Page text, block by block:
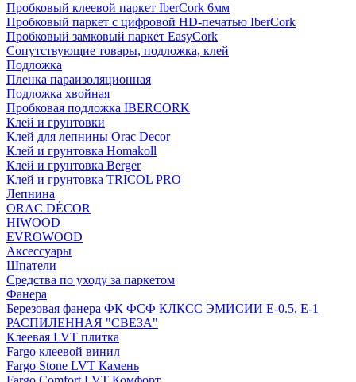
Пробковый клеевой паркет IberCork 6мм
Пробковый паркет с цифровой HD-печатью IberCork
Пробковый замковый паркет EasyCork
Сопутствующие товары, подложка, клей
Подложка
Пленка параизоляционная
Подложка хвойная
Пробковая подложка IBERCORK
Клей и грунтовки
Клей для лепнины Orac Decor
Клей и грунтовка Homakoll
Клей и грунтовка Berger
Клей и грунтовка TRICOL PRO
Лепнина
ORAC DÉCOR
HIWOOD
EVROWOOD
Аксессуары
Шпатели
Средства по уходу за паркетом
Фанера
Березовая фанера ФК ФСФ КЛКСС ЭМИСИИ Е-0.5, Е-1
РАСПИЛЕННАЯ "СВЕЗА"
Клеевая LVT плитка
Fargo клеевой винил
Fargo Stone LVT Камень